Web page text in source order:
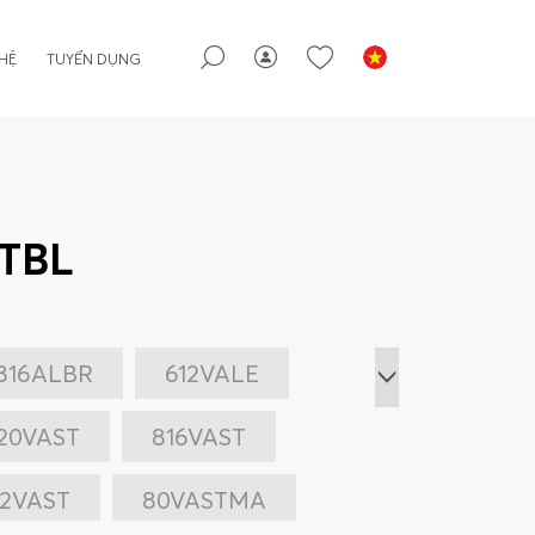
TUYỂN DỤNG
612VALE
816VAST
80VASTMA